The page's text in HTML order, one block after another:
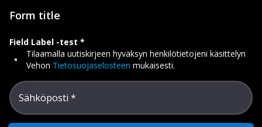
Form title
Field Label -test
Tilaamalla uutiskirjeen hyväksyn henkilötietojeni käsittelyn
Vehon Tietosuojaselosteen mukaisesti.
Sähköposti